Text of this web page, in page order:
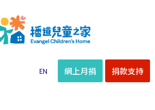
EN 網上月捐 捐款支持